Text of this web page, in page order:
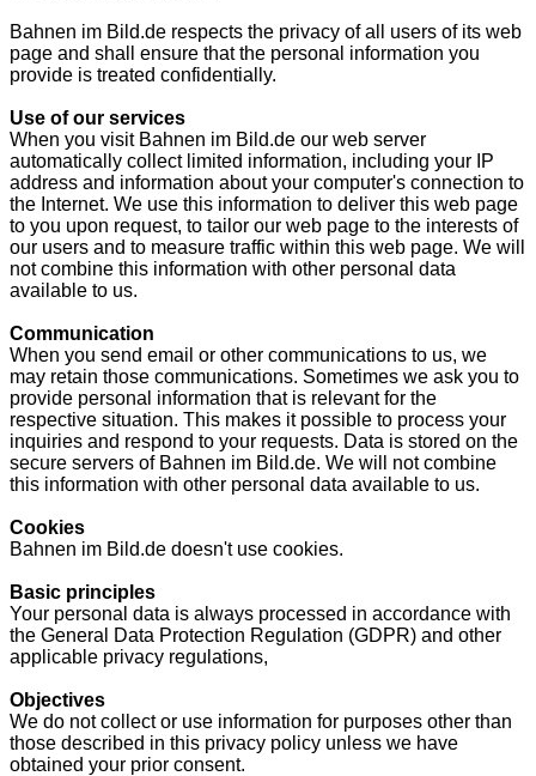
Bahnen im Bild.de respects the privacy of all users of its web
page and shall ensure that the personal information you
provide is treated confidentially.
Use of our services
When you visit Bahnen im Bild.de our web server
automatically collect limited information, including your IP
address and information about your computer's connection to
the Internet. We use this information to deliver this web page
to you upon request, to tailor our web page to the interests of
our users and to measure traffic within this web page. We will
not combine this information with other personal data
available to us.
Communication
When you send email or other communications to us, we
may retain those communications. Sometimes we ask you to
provide personal information that is relevant for the
respective situation. This makes it possible to process your
inquiries and respond to your requests. Data is stored on the
secure servers of Bahnen im Bild.de. We will not combine
this information with other personal data available to us.
Cookies
Bahnen im Bild.de doesn't use cookies.
Basic principles
Your personal data is always processed in accordance with
the General Data Protection Regulation (GDPR) and other
applicable privacy regulations,
Objectives
We do not collect or use information for purposes other than
those described in this privacy policy unless we have
obtained your prior consent.